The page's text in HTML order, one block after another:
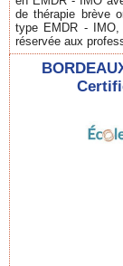
de thérapie brève
type EMDR - IMO,
réservée aux